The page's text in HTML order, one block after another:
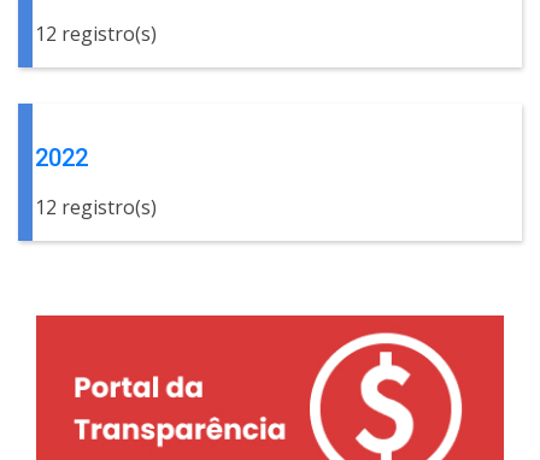
12 registro(s)
2022
12 registro(s)